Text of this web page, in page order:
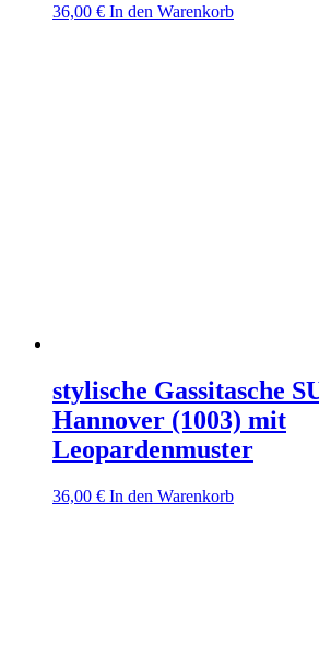
36,00 € In den Warenkorb
stylische Gassitasche
Hannover (1003) mit
Leopardenmuster
36,00 € In den Warenkorb